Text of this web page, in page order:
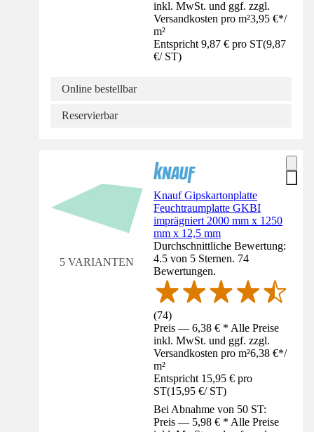
inkl. MwSt. und ggf. zzgl.
Versandkosten pro m²3,95 €*/
m²
Entspricht 9,87 € pro ST(9,87
€/ ST)
Online bestellbar
Reservierbar
5 VARIANTEN
Knauf Gipskartonplatte
Feuchtraumplatte GKBI
imprägniert 2000 mm x 1250
mm x 12,5 mm
Durchschnittliche Bewertung:
4.5 von 5 Sternen. 74
Bewertungen.
(74)
Preis — 6,38 € * Alle Preise
inkl. MwSt. und ggf. zzgl.
Versandkosten pro m²6,38 €*/
m²
Entspricht 15,95 € pro
ST(15,95 €/ ST)
Bei Abnahme von 50 ST:
Preis — 5,98 € * Alle Preise